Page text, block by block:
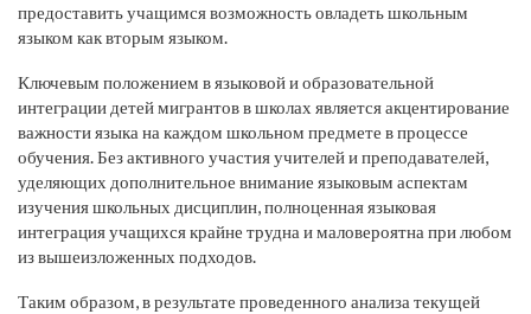
предоставить учащимся возможность овладеть школьным
языком как вторым языком.
Ключевым положением в языковой и образовательной
интеграции детей мигрантов в школах является акцентирование
важности языка на каждом школьном предмете в процессе
обучения. Без активного участия учителей и преподавателей,
уделяющих дополнительное внимание языковым аспектам
изучения школьных дисциплин, полноценная языковая
интеграция учащихся крайне трудна и маловероятна при любом
из вышеизложенных подходов.
Таким образом, в результате проведенного анализа текущей